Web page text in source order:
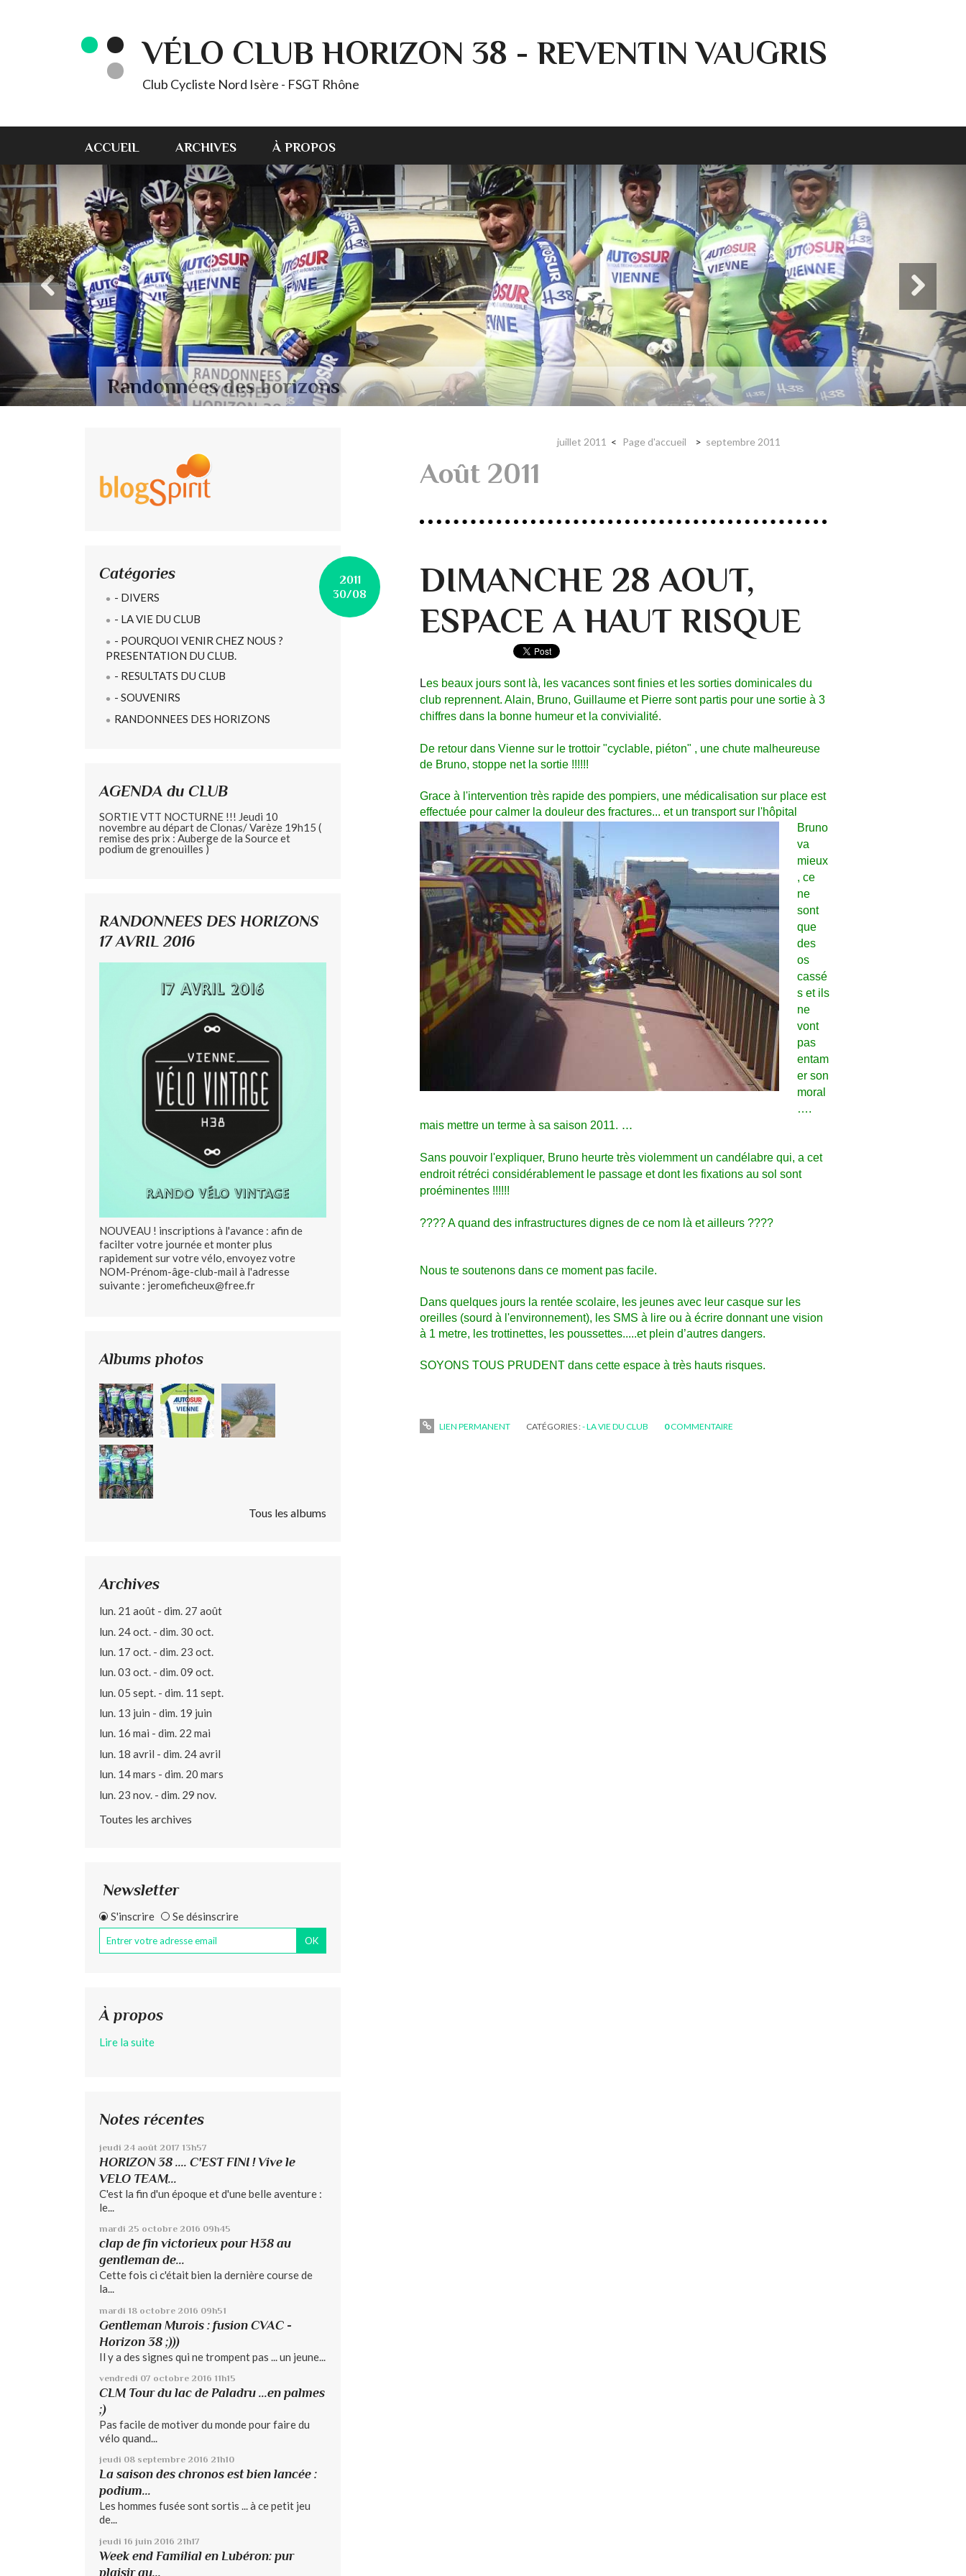
VÉLO CLUB HORIZON 38 - REVENTIN VAUGRIS
Club Cycliste Nord Isère - FSGT Rhône
ACCUEIL ARCHIVES À PROPOS
Randonnées des horizons
Catégories
- DIVERS
- LA VIE DU CLUB
- POURQUOI VENIR CHEZ NOUS ?
PRESENTATION DU CLUB.
- RESULTATS DU CLUB
- SOUVENIRS
RANDONNEES DES HORIZONS
AGENDA du CLUB
SORTIE VTT NOCTURNE !!! Jeudi 10
novembre au départ de Clonas/ Varèze 19h15 (
remise des prix : Auberge de la Source et
podium de grenouilles )
RANDONNEES DES HORIZONS
17 AVRIL 2016
NOUVEAU ! inscriptions à l'avance : afin de
facilter votre journée et monter plus
rapidement sur votre vélo, envoyez votre
NOM-Prénom-âge-club-mail à l'adresse
suivante : jeromeficheux@free.fr
Albums photos
Tous les albums
Archives
lun. 21 août - dim. 27 août
lun. 24 oct. - dim. 30 oct.
lun. 17 oct. - dim. 23 oct.
lun. 03 oct. - dim. 09 oct.
lun. 05 sept. - dim. 11 sept.
lun. 13 juin - dim. 19 juin
lun. 16 mai - dim. 22 mai
lun. 18 avril - dim. 24 avril
lun. 14 mars - dim. 20 mars
lun. 23 nov. - dim. 29 nov.
Toutes les archives
Newsletter
S'inscrire Se désinscrire
À propos
Lire la suite
Notes récentes
jeudi 24 août 2017 13h57
HORIZON 38 .... C'EST FINI ! Vive le
VELO TEAM...
C'est la fin d'un époque et d'une belle aventure :
le...
mardi 25 octobre 2016 09h45
clap de fin victorieux pour H38 au
gentleman de...
Cette fois ci c'était bien la dernière course de
la...
mardi 18 octobre 2016 09h51
Gentleman Murois : fusion CVAC -
Horizon 38 ;)))
Il y a des signes qui ne trompent pas ... un jeune...
vendredi 07 octobre 2016 11h15
CLM Tour du lac de Paladru ...en palmes
;)
Pas facile de motiver du monde pour faire du
vélo quand...
jeudi 08 septembre 2016 21h10
La saison des chronos est bien lancée :
podium...
Les hommes fusée sont sortis ... à ce petit jeu
de...
jeudi 16 juin 2016 21h17
Week end Familial en Lubéron: pur
plaisir au...
juillet 2011 Page d'accueil septembre 2011
Août 2011
2011
30/08
DIMANCHE 28 AOUT,
ESPACE A HAUT RISQUE
Les beaux jours sont là, les vacances sont finies et les sorties dominicales du
club reprennent. Alain, Bruno, Guillaume et Pierre sont partis pour une sortie à 3
chiffres dans la bonne humeur et la convivialité.
De retour dans Vienne sur le trottoir "cyclable, piéton" , une chute malheureuse
de Bruno, stoppe net la sortie !!!!!!
Grace à l'intervention très rapide des pompiers, une médicalisation sur place est
effectuée pour calmer la douleur des fractures... et un transport sur l'hôpital
Bruno
va
mieux
, ce
ne
sont
que
des
os
cassé
s et ils
ne
vont
pas
entam
er son
moral
….
mais mettre un terme à sa saison 2011. ...
Sans pouvoir l'expliquer, Bruno heurte très violemment un candélabre qui, a cet
endroit rétréci considérablement le passage et dont les fixations au sol sont
proéminentes !!!!!!
???? A quand des infrastructures dignes de ce nom là et ailleurs ????
Nous te soutenons dans ce moment pas facile.
Dans quelques jours la rentée scolaire, les jeunes avec leur casque sur les
oreilles (sourd à l'environnement), les SMS à lire ou à écrire donnant une vision
à 1 metre, les trottinettes, les poussettes.....et plein d’autres dangers.
SOYONS TOUS PRUDENT dans cette espace à très hauts risques.
LIEN PERMANENT CATÉGORIES :- LA VIE DU CLUB 0COMMENTAIRE